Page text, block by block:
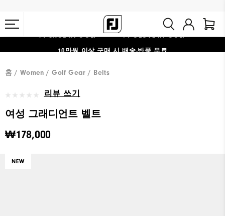
#1 SHOE IN GOLF #1 GLOVE IN GOLF
홈 Women Golf Gear Belts
리뷰 쓰기
여성 그래디언트 벨트
₩178,000
NEW